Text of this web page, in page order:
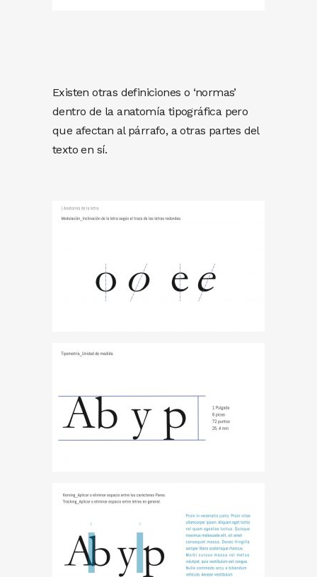
Existen otras definiciones o ‘normas’
dentro de la anatomía tipográfica pero
que afectan al párrafo, a otras partes del
texto en sí.